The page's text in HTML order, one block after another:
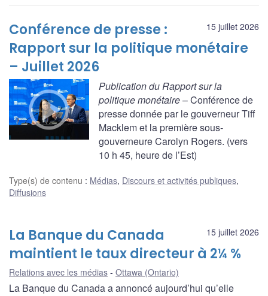
15 juillet 2026
Conférence de presse :
Rapport sur la politique monétaire
– Juillet 2026
Publication du Rapport sur la
politique monétaire– Conférence de
presse donnée par le gouverneur Tiff
Macklem et la première sous-
gouverneure Carolyn Rogers. (vers
10 h 45, heure de l’Est)
Type(s) de contenu : Médias, Discours et activités publiques,
Diffusions
15 juillet 2026
La Banque du Canada
maintient le taux directeur à 2¼ %
Relations avec les médias Ottawa (Ontario)
La Banque du Canada a annoncé aujourd’hui qu’elle